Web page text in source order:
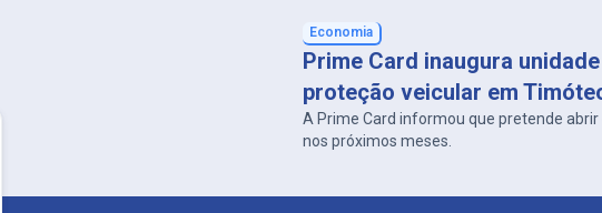
Economia
Prime Card inaugura
proteção veicular em
A Prime Card informou que pretende
nos próximos meses.